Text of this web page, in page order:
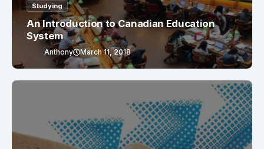
Studying
An Introduction to Canadian Education
System
Anthony March 11, 2018